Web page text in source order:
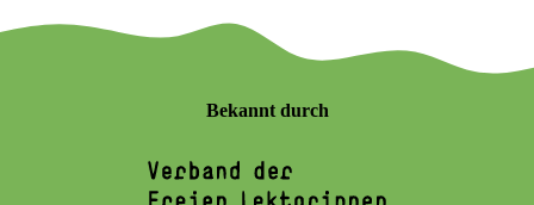
Bekannt durch